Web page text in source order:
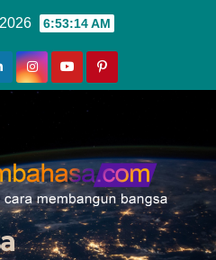
6:53:16 AM